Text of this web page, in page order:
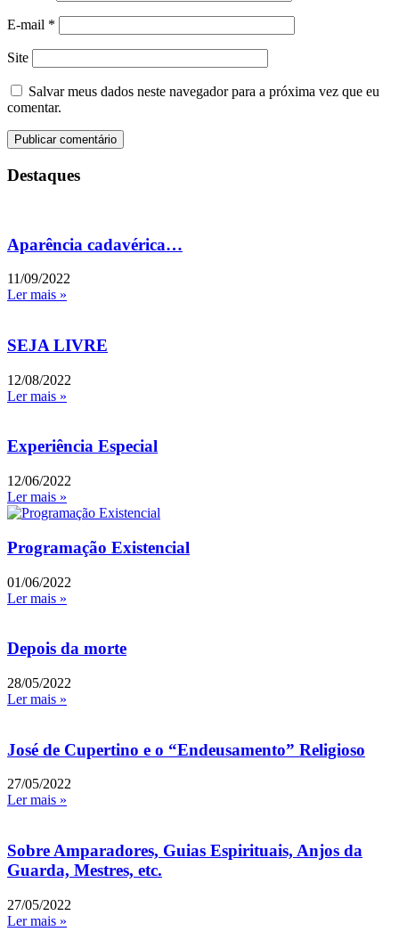
E-mail *
Site
Salvar meus dados neste navegador para a próxima vez que eu
comentar.
Destaques
Aparência cadavérica…
11/09/2022
Ler mais »
SEJA LIVRE
12/08/2022
Ler mais »
Experiência Especial
12/06/2022
Ler mais »
Programação Existencial
01/06/2022
Ler mais »
Depois da morte
28/05/2022
Ler mais »
José de Cupertino e o “Endeusamento” Religioso
27/05/2022
Ler mais »
Sobre Amparadores, Guias Espirituais, Anjos da
Guarda, Mestres, etc.
27/05/2022
Ler mais »